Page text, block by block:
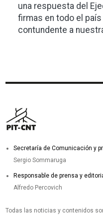
una respuesta del
firmas en todo el
contundente a
Secretaría de Comunicación y
Sergio Sommaruga
Responsable de prensa y
Alfredo Percovich
Todas las noticias y contenidos